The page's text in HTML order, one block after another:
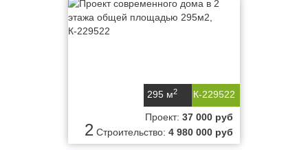
К-229522
295 м2
2
Проект: 37 000 руб
Строительство: 4 980 000 руб